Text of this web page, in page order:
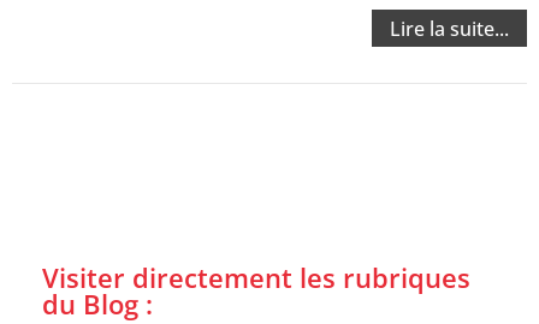
Lire la suite...
Visiter directement les rubriques
du Blog :